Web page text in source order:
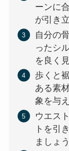
ーンに
が引き
自分の
ったシ
を良く
歩くと
ある素
象を与
ウエス
トを引
ましょう